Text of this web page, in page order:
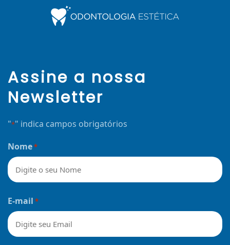
Assine a nossa
Newsletter
"*" indica campos obrigatórios
Nome*
E-mail *